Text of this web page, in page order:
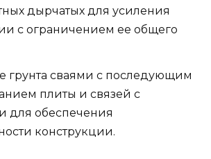
дырчатых для усиления
с ограничением ее общего
грунта сваями с последующим
плиты и связей с
для обеспечения
конструкции.